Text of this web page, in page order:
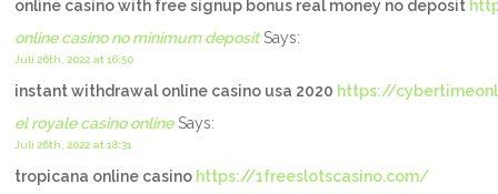
online casino with free signup bonus real money no deposit
online casino no minimum depositSays:
Juli 26th, 2022 at 16:50
instant withdrawal online casino usa 2020 https://
el royale casino onlineSays:
Juli 26th, 2022 at 18:31
tropicana online casino https://1freeslotscasino.com/